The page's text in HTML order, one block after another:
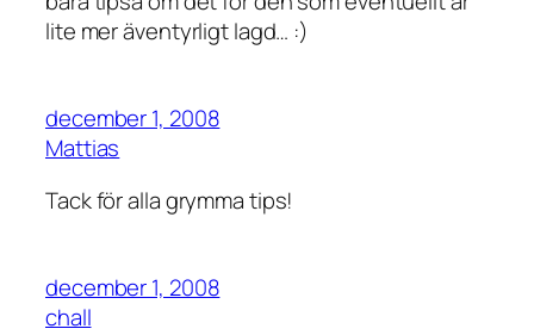
lite mer äventyrligt lagd… :)
december 1, 2008
Mattias
Tack för alla grymma tips!
december 1, 2008
chall